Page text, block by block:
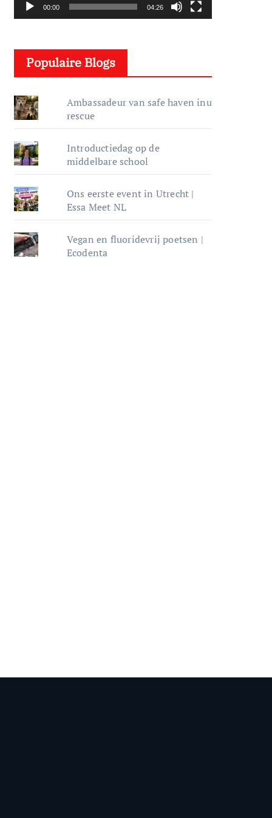
p
l
00:00 04:26
Populaire Blogs
Ambassadeur van safe haven inu
rescue
Introductiedag op de
middelbare school
Ons eerste event in Utrecht |
Essa Meet NL
Vegan en fluoridevrij poetsen |
Ecodenta